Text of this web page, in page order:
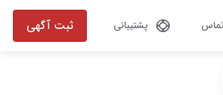
پشتیبانی ثبت آگهی